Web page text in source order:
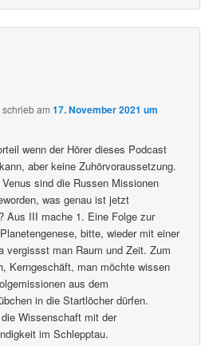
schriebam17. November 2021 um
wenn der Hörer dieses Podcast
aber keine Zuhörvoraussetzung.
sind die Russen Missionen
was genau ist jetzt
Aus III mache 1. Eine Folge zur
bitte, wieder mit einer
vergissst man Raum und Zeit. Zum
Kerngeschäft, man möchte wissen
aus dem
in die Startlöcher dürfen.
Wissenschaft mit der
im Schlepptau.